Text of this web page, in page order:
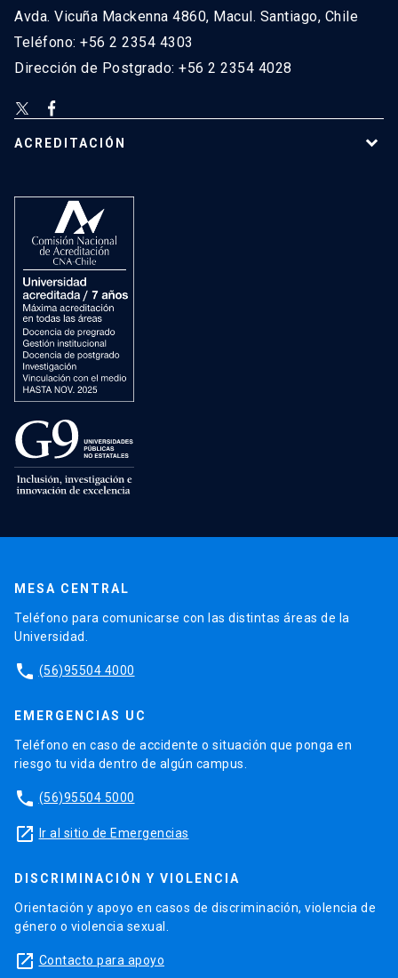
Avda. Vicuña Mackenna 4860, Macul. Santiago, Chile
Teléfono: +56 2 2354 4303
Dirección de Postgrado: +56 2 2354 4028
ACREDITACIÓN
MESA CENTRAL
Teléfono para comunicarse con las distintas áreas de la
Universidad.
phone (56)95504 4000
EMERGENCIAS UC
Teléfono en caso de accidente o situación que ponga en
riesgo tu vida dentro de algún campus.
phone (56)95504 5000
launch Ir al sitio de Emergencias
DISCRIMINACIÓN Y VIOLENCIA
Orientación y apoyo en casos de discriminación, violencia de
género o violencia sexual.
launch Contacto para apoyo